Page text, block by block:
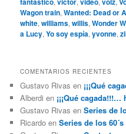
Wagon train,Wanted: Dead or
white,williams,willis,Wonder
a Lucy,Yo soy espía,yvonne,
COMENTARIOS RECIENTES
Gustavo Rivas en ¡¡¡Qué
Alberdi en ¡¡¡Qué
Gustavo Rivas enSeries de
Ricardo enSeries de los 60´s